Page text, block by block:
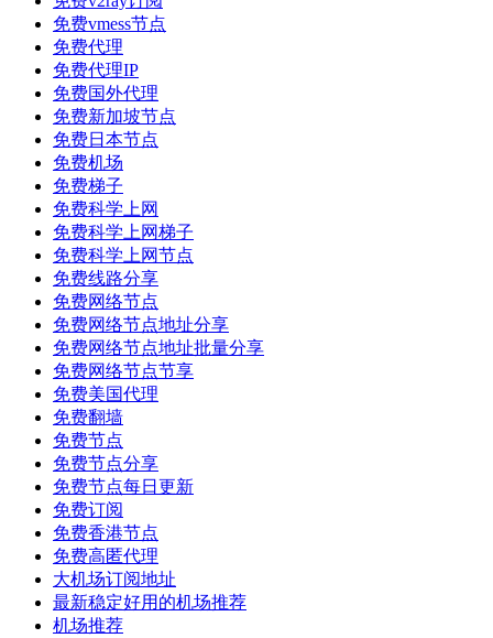
免费vmess节点
免费代理
免费代理IP
免费国外代理
免费新加坡节点
免费日本节点
免费机场
免费梯子
免费科学上网
免费科学上网梯子
免费科学上网节点
免费线路分享
免费网络节点
免费网络节点地址分享
免费网络节点地址批量分享
免费网络节点节享
免费美国代理
免费翻墙
免费节点
免费节点分享
免费节点每日更新
免费订阅
免费香港节点
免费高匿代理
大机场订阅地址
最新稳定好用的机场推荐
机场推荐